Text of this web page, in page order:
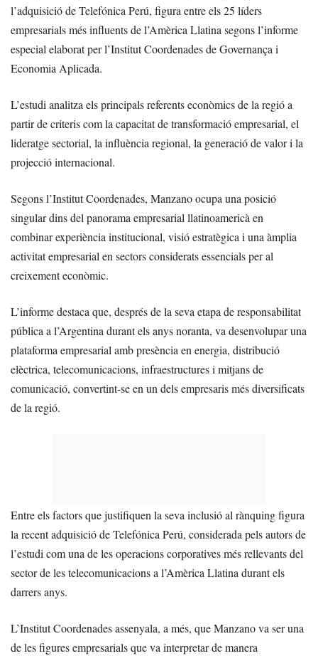
l’adquisició de Telefónica Perú, figura entre els 25 líders
empresarials més influents de l’Amèrica Llatina segons l’informe
especial elaborat per l’Institut Coordenades de Governança i
Economia Aplicada.
L’estudi analitza els principals referents econòmics de la regió a
partir de criteris com la capacitat de transformació empresarial, el
lideratge sectorial, la influència regional, la generació de valor i la
projecció internacional.
Segons l’Institut Coordenades, Manzano ocupa una posició
singular dins del panorama empresarial llatinoamericà en
combinar experiència institucional, visió estratègica i una àmplia
activitat empresarial en sectors considerats essencials per al
creixement econòmic.
L’informe destaca que, després de la seva etapa de responsabilitat
pública a l’Argentina durant els anys noranta, va desenvolupar una
plataforma empresarial amb presència en energia, distribució
elèctrica, telecomunicacions, infraestructures i mitjans de
comunicació, convertint-se en un dels empresaris més diversificats
de la regió.
Entre els factors que justifiquen la seva inclusió al rànquing figura
la recent adquisició de Telefónica Perú, considerada pels autors de
l’estudi com una de les operacions corporatives més rellevants del
sector de les telecomunicacions a l’Amèrica Llatina durant els
darrers anys.
L’Institut Coordenades assenyala, a més, que Manzano va ser una
de les figures empresarials que va interpretar de manera